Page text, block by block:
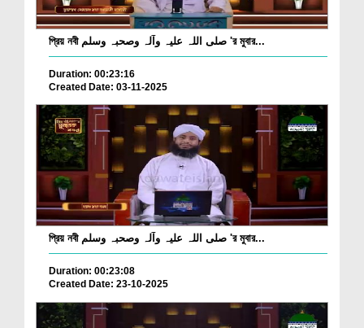
প্রিয় নবী صلی اللہ علیہ وآلہ وصحبہ وسلم 'র মুবার...
Duration: 00:23:16
Created Date: 03-11-2025
প্রিয় নবী صلی اللہ علیہ وآلہ وصحبہ وسلم 'র মুবার...
Duration: 00:23:08
Created Date: 23-10-2025